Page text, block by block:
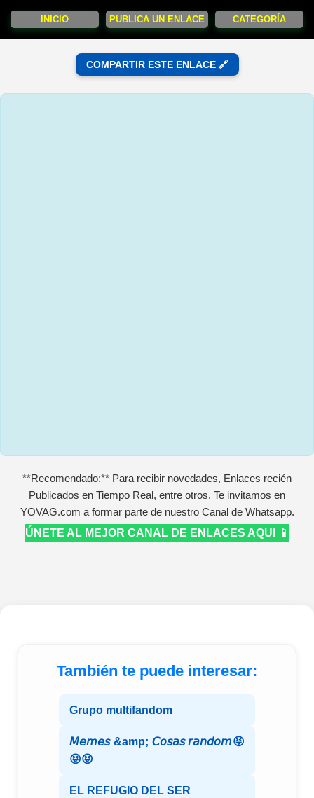
INICIO PUBLICA UN ENLACE CATEGORÍA
COMPARTIR ESTE ENLACE 🔗
**Recomendado:** Para recibir novedades, Enlaces recién
Publicados en Tiempo Real, entre otros. Te invitamos en
YOVAG.com a formar parte de nuestro Canal de Whatsapp.
ÚNETE AL MEJOR CANAL DE ENLACES AQUI 📱
También te puede interesar:
Grupo multifandom
𝘔𝘦𝘮𝘦𝘴 &amp; 𝘊𝘰𝘴𝘢𝘴 𝘳𝘢𝘯𝘥𝘰𝘮😝
😝😝
EL REFUGIO DEL SER